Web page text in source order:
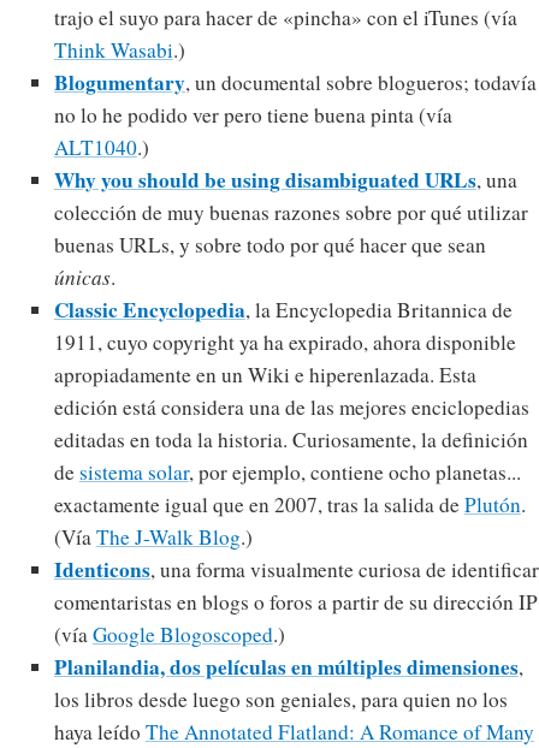
trajo el suyo para hacer de «pincha» con el iTunes (vía
Think Wasabi.)
Blogumentary, un documental sobre blogueros; todavía
no lo he podido ver pero tiene buena pinta (vía
ALT1040.)
Why you should be using disambiguated URLs, una
colección de muy buenas razones sobre por qué utilizar
buenas URLs, y sobre todo por qué hacer que sean
únicas.
Classic Encyclopedia, la Encyclopedia Britannica de
1911, cuyo copyright ya ha expirado, ahora disponible
apropiadamente en un Wiki e hiperenlazada. Esta
edición está considera una de las mejores enciclopedias
editadas en toda la historia. Curiosamente, la definición
desistema solar, por ejemplo, contiene ocho planetas...
exactamente igual que en 2007, tras la salida dePlutón.
(VíaThe J-Walk Blog.)
Identicons, una forma visualmente curiosa de identificar
comentaristas en blogs o foros a partir de su dirección IP
(víaGoogle Blogoscoped.)
Planilandia, dos películas en múltiples dimensiones,
los libros desde luego son geniales, para quien no los
haya leído The Annotated Flatland: A Romance of Many